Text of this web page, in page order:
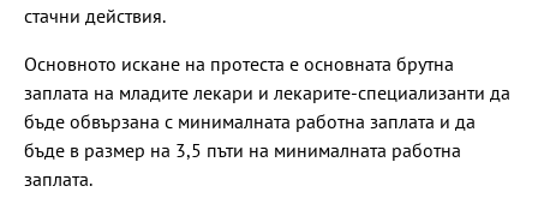
стачни действия.
Основното искане на протеста е основната брутна
заплата на младите лекари и лекарите-специализанти да
бъде обвързана с минималната работна заплата и да
бъде в размер на 3,5 пъти на минималната работна
заплата.